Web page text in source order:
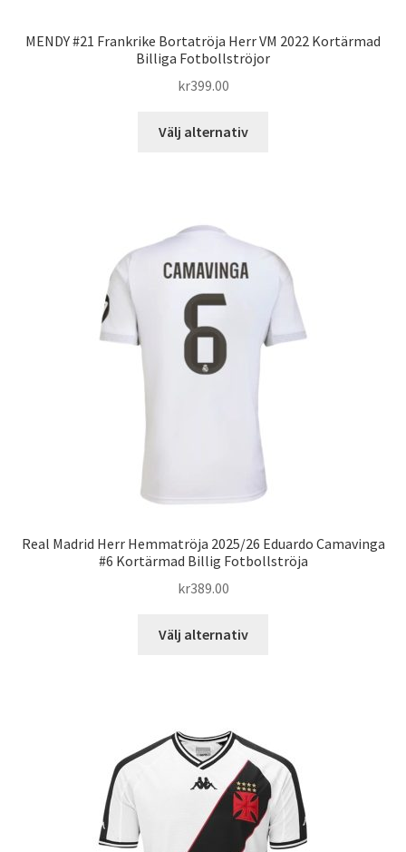
MENDY #21 Frankrike Bortatröja Herr VM 2022 Kortärmad
Billiga Fotbollströjor
kr399.00
Välj alternativ
De
olika
alternativen
kan
väljas
Real Madrid Herr Hemmatröja 2025/26 Eduardo Camavinga
#6 Kortärmad Billig Fotbollströja
kr389.00
Välj alternativ
De
olika
alternativen
kan